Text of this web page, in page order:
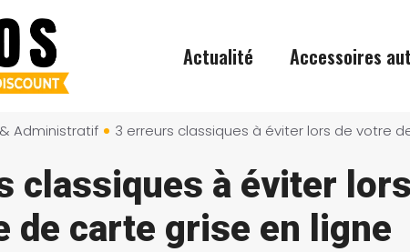
Actualité Accessoires
Administratif
classiques à éviter
de carte grise en ligne